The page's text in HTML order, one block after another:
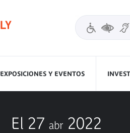
EXPOSICIONES Y EVENTOS
El 27 abr 2022